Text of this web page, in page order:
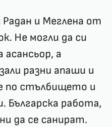
Радан и Меглена от
Не могли да си
а
разни апаши и
по стълбището и
работа,
да се санират.